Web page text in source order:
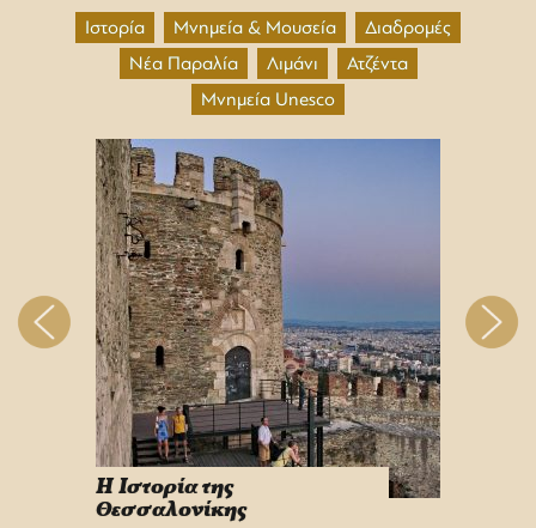
Ιστορία Μνημεία & Μουσεία
Διαδρομές
Νέα Παραλία
Λιμάνι
Ατζέντα
Μνημεία Unesco
H Iστορία της
Θεσσαλονίκης